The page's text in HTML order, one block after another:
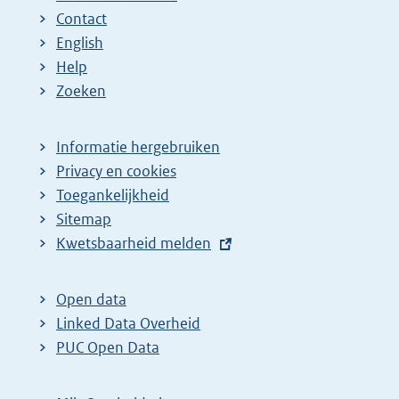
Contact
English
Help
Zoeken
Informatie hergebruiken
Privacy en cookies
Toegankelijkheid
Sitemap
E
t
e
r
Kwetsbaarheid melden
Open data
Linked Data Overheid
PUC Open Data